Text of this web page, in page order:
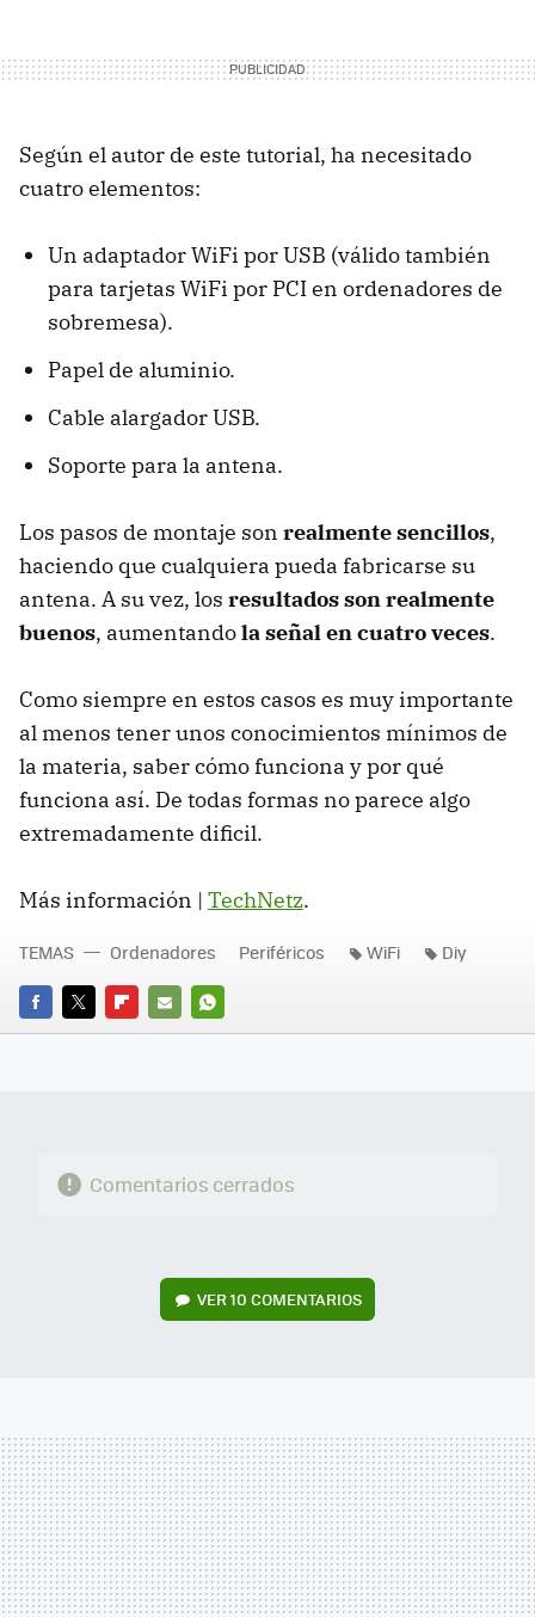
Según el autor de este tutorial, ha necesitado
cuatro elementos:
Un adaptador WiFi por USB (válido también
para tarjetas WiFi por PCI en ordenadores de
sobremesa).
Papel de aluminio.
Cable alargador USB.
Soporte para la antena.
Los pasos de montaje son realmente sencillos,
haciendo que cualquiera pueda fabricarse su
antena. A su vez, los resultados son realmente
buenos, aumentandola señal en cuatro veces.
Como siempre en estos casos es muy importante
al menos tener unos conocimientos mínimos de
la materia, saber cómo funciona y por qué
funciona así. De todas formas no parece algo
extremadamente dificil.
Más información | TechNetz.
FACEBOOK
TWITTERFLIPBOARD
E-
WHATSAPP
TEMAS Ordenadores Periféricos WiFi Diy
Comentarios cerrados
VER10 COMENTARIOS